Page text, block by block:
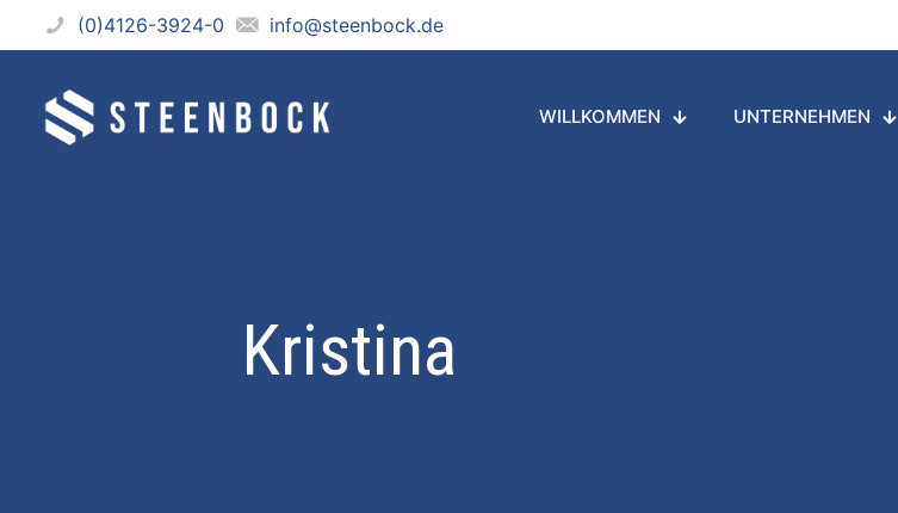
(0)4126-3924-0 info@steenbock.de
WILLKOMMEN UNTERNEHMEN
Kristina